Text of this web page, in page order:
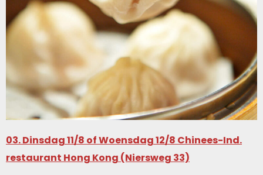
03. Dinsdag 11/8 of Woensdag 12/8 Chinees-Ind.
restaurant Hong Kong (Niersweg 33)